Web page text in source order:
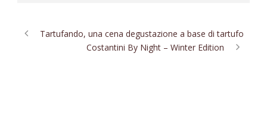
Tartufando, una cena degustazione a base di tartufo
Costantini By Night – Winter Edition